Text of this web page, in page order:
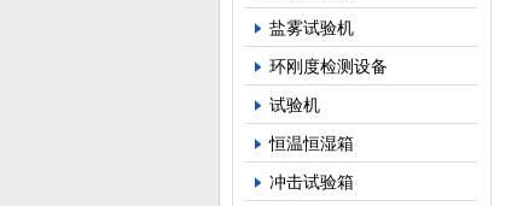
盐雾试验机
环刚度检测设备
试验机
恒温恒湿箱
冲击试验箱